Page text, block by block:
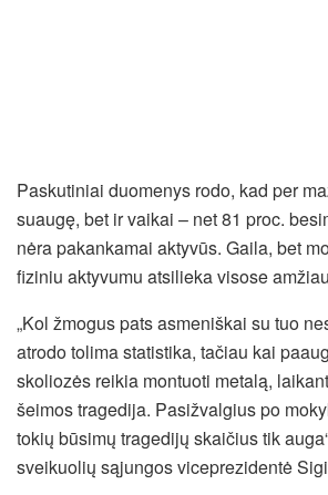
Paskutiniai duomenys rodo, kad per
suaugę, bet ir vaikai – net 81 proc.
nėra pakankamai aktyvūs. Gaila, bet
fiziniu aktyvumu atsilieka visose
„Kol žmogus pats asmeniškai su tuo
atrodo tolima statistika, tačiau kai
skoliozės reikia montuoti metalą,
šeimos tragedija. Pasižvalgius po
tokių būsimų tragedijų skaičius tik
sveikuolių sąjungos viceprezidentė